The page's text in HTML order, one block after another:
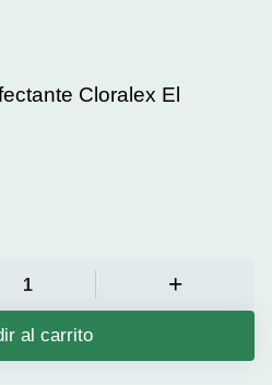
Cloralex El
al carrito